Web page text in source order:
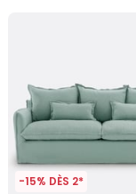
-15% DÈS 2*